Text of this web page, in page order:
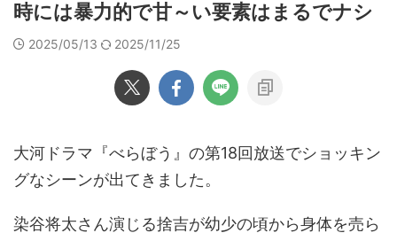
時には暴力的で甘～い要素はまるでナシ
2025/05/13 2025/11/25
大河ドラマ『べらぼう』の第18回放送でショッキン
グなシーンが出てきました。
染谷将太さん演じる捨吉が幼少の頃から身体を売ら